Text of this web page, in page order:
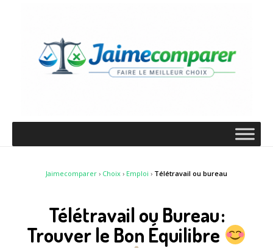
Jaimecomparer › Choix › Emploi › Télétravail ou bureau
Télétravail ou Bureau :
Trouver le Bon Équilibre